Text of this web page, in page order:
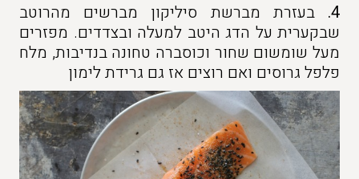
4.
בעזרת מברשת סיליקון מברשים מהרוטב
שבקערית על הדג היטב למעלה ובצדדים. מפזרים
מעל שומשום שחור וכוסברה טחונה בנדיבות, מלח
פלפל גרוסים ואם רוצים אז גם גרידת לימון